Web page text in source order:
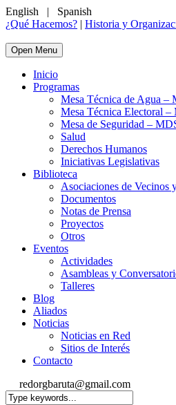
English |
Spanish
¿Qué Hacemos? | Historia y
Open Menu
Inicio
Programas
Mesa Técnica de Agua –
Mesa Técnica Electoral –
Mesa de Seguridad –
Salud
Derechos Humanos
Iniciativas Legislativas
Biblioteca
Asociaciones de Vecinos
Documentos
Notas de Prensa
Proyectos
Otros
Eventos
Actividades
Asambleas y
Talleres
Blog
Aliados
Noticias
Noticias en Red
Sitios de Interés
Contacto
redorgbaruta@gmail.com